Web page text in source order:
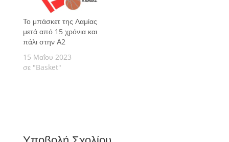
Το μπάσκετ της Λαμίας
μετά από 15 χρόνια και
πάλι στην Α2
15 Μαΐου 2023
σε "Basket"